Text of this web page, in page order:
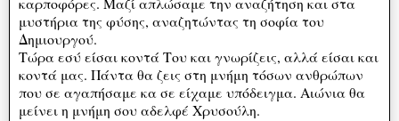
μυστήρια της φύσης, αναζητώντας τη σοφία του
Δημιουργού.
Τώρα εσύ είσαι κοντά Του και γνωρίζεις, αλλά είσαι και
κοντά μας. Πάντα θα ζεις στη μνήμη τόσων ανθρώπων
που σε αγαπήσαμε κα σε είχαμε υπόδειγμα. Αιώνια θα
μείνει η μνήμη σου αδελφέ Χρυσούλη.